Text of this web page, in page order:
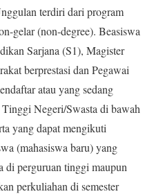
terdiri dari program
gelar (non-degree). Beasiswa
Sarjana (S1), Magister
berprestasi dan Pegawai
atau yang sedang
Negeri/Swasta di bawah
yang dapat mengikuti
(mahasiswa baru) yang
di perguruan tinggi maupun
perkuliahan di semester